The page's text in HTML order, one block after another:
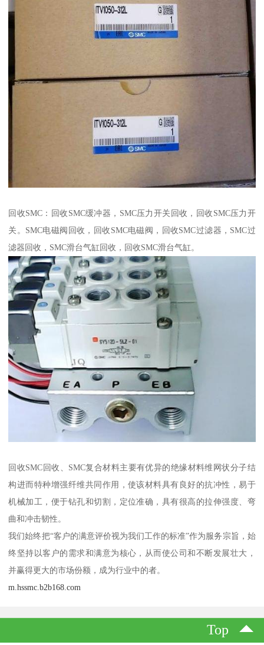
回收SMC：回收SMC缓冲器，SMC压力开关回收，回收SMC压力开
关。SMC电磁阀回收，回收SMC电磁阀，回收SMC过滤器，SMC过
滤器回收，SMC滑台气缸回收，回收SMC滑台气缸。
回收SMC回收、SMC复合材料主要有优异的绝缘材料维网状分子结
构进而特种增强纤维共同作用，使该材料具有良好的抗冲性，易于
机械加工，便于钻孔和切割，定位准确，具有很高的拉伸强度、弯
曲和冲击韧性。
我们始终把“客户的满意评价视为我们工作的标准”作为服务宗旨，始
终坚持以客户的需求和满意为核心，从而使公司和不断发展壮大，
并赢得更大的市场份额，成为行业中的者。
m.hssmc.b2b168.com
Top